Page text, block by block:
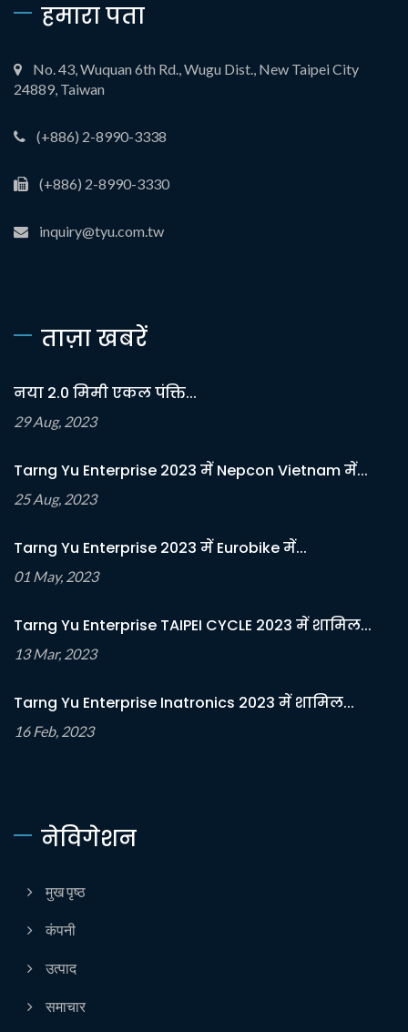
हमारा पता
No. 43, Wuquan 6th Rd., Wugu Dist., New Taipei City
24889, Taiwan
(+886) 2-8990-3338
(+886) 2-8990-3330
inquiry@tyu.com.tw
ताज़ा खबरें
नया 2.0 मिमी एकल पंक्ति...
29 Aug, 2023
Tarng Yu Enterprise 2023 में Nepcon Vietnam में...
25 Aug, 2023
Tarng Yu Enterprise 2023 में Eurobike में...
01 May, 2023
Tarng Yu Enterprise TAIPEI CYCLE 2023 में शामिल...
13 Mar, 2023
Tarng Yu Enterprise Inatronics 2023 में शामिल...
16 Feb, 2023
नेविगेशन
मुख पृष्ठ
कंपनी
उत्पाद
समाचार